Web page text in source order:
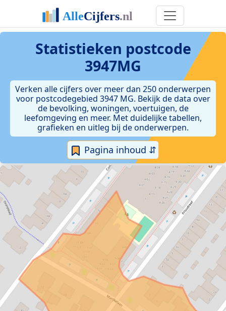
Statistieken postcode
3947MG
Verken alle cijfers over meer dan 250 onderwerpen
voor postcodegebied 3947 MG. Bekijk de data over
de bevolking, woningen, voertuigen, de
leefomgeving en meer. Met duidelijke tabellen,
grafieken en uitleg bij de onderwerpen.
Pagina inhoud ⇵